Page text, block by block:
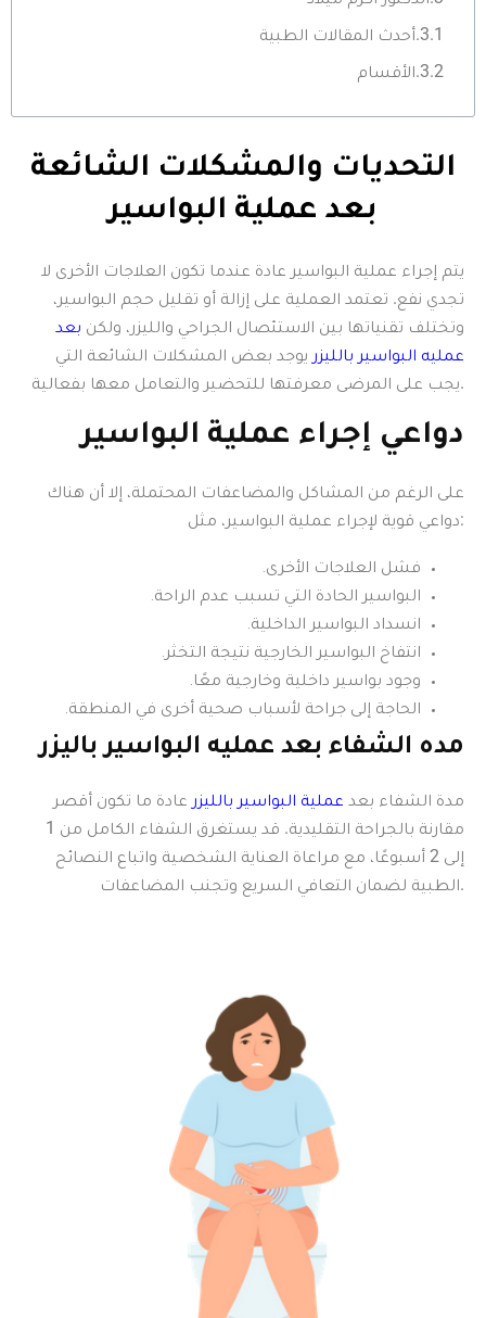
أحدث المقالات الطبية
الأقسام
التحديات والمشكلات الشائعة
بعد عملية البواسير
يتم إجراء عملية البواسير عادة عندما تكون العلاجات الأخرى لا
تجدي نفع. تعتمد العملية على إزالة أو تقليل حجم البواسير،
وتختلف تقنياتها بين الاستئصال الجراحي والليزر، ولكن بعد
عمليه البواسير بالليزر يوجد بعض المشكلات الشائعة التي
يجب على المرضى معرفتها للتحضير والتعامل معها بفعالية.
دواعي إجراء عملية البواسير
على الرغم من المشاكل والمضاعفات المحتملة، إلا أن هناك
دواعي قوية لإجراء عملية البواسير، مثل:
فشل العلاجات الأخرى.
البواسير الحادة التي تسبب عدم الراحة.
انسداد البواسير الداخلية.
انتفاخ البواسير الخارجية نتيجة التخثر.
وجود بواسير داخلية وخارجية معًا.
الحاجة إلى جراحة لأسباب صحية أخرى في المنطقة.
مده الشفاء بعد عمليه البواسير باليزر
مدة الشفاء بعد عملية البواسير بالليزر عادة ما تكون أقصر
مقارنة بالجراحة التقليدية. قد يستغرق الشفاء الكامل من 1
إلى 2 أسبوعًا، مع مراعاة العناية الشخصية واتباع النصائح
الطبية لضمان التعافي السريع وتجنب المضاعفات.